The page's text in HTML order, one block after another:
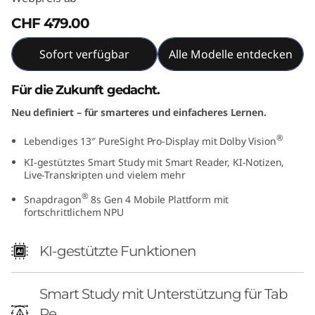
CHF 479.00
Sofort verfügbar Alle Modelle entdecken
Für die Zukunft gedacht.
Neu definiert – für smarteres und einfacheres Lernen.
Lebendiges 13″ PureSight Pro-Display mit Dolby Vision®
KI-gestütztes Smart Study mit Smart Reader, KI-Notizen,
Live-Transkripten und vielem mehr
Snapdragon® 8s Gen 4 Mobile Plattform mit
fortschrittlichem NPU
KI-gestützte Funktionen
Smart Study mit Unterstützung für Tab